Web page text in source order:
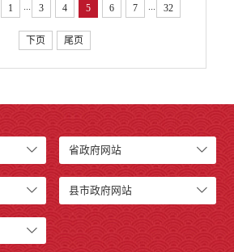
1 ... 3 4 5 6 7 ... 32
下页 尾页
省政府网站
县市政府网站